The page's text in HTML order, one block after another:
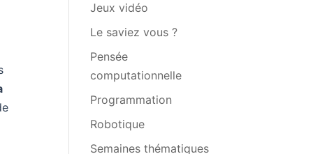
Jeux vidéo
Le saviez vous ?
Pensée
computationnelle
Programmation
Robotique
Semaines thématiques